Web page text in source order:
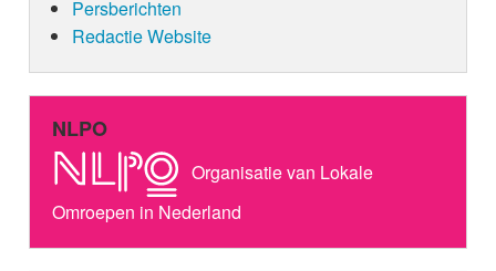
Persberichten
Redactie Website
NLPO
Organisatie van Lokale
Omroepen in Nederland